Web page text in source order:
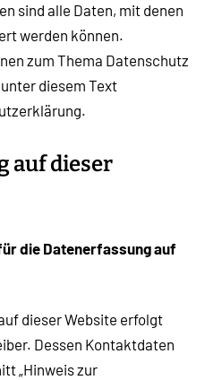
sind alle Daten, mit denen
werden können.
zum Thema Datenschutz
diesem Text
auf dieser
die Datenerfassung auf
dieser Website erfolgt
Dessen Kontaktdaten
„Hinweis zur